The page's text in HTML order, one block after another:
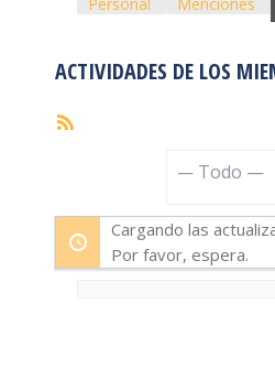
ACTIVIDADES DE LOS
Cargando las
Por favor, espera.